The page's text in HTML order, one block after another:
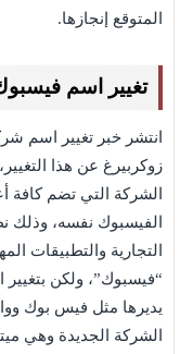
المتوقع إنجازها.
تغيير اسم
انتشر خبر تغيير اسم
زوكربيرغ عن هذا
الشركة التي تضم كافة
الفيسبوك نفسه، وذلك
التجارية والتطبيقات
“فيسبوك”، ولكن بتغيير
يديرها مثل فيس بوك
الشركة الجديدة وهي